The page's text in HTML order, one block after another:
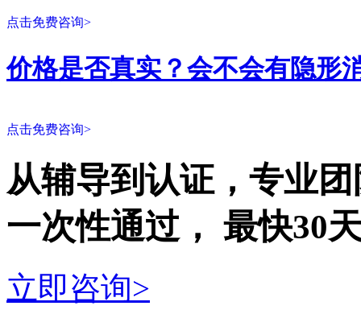
点击免费咨询>
价格是否真实？会不会有隐形
点击免费咨询>
从辅导到认证，专业
一次性通过， 最快30
立即咨询>